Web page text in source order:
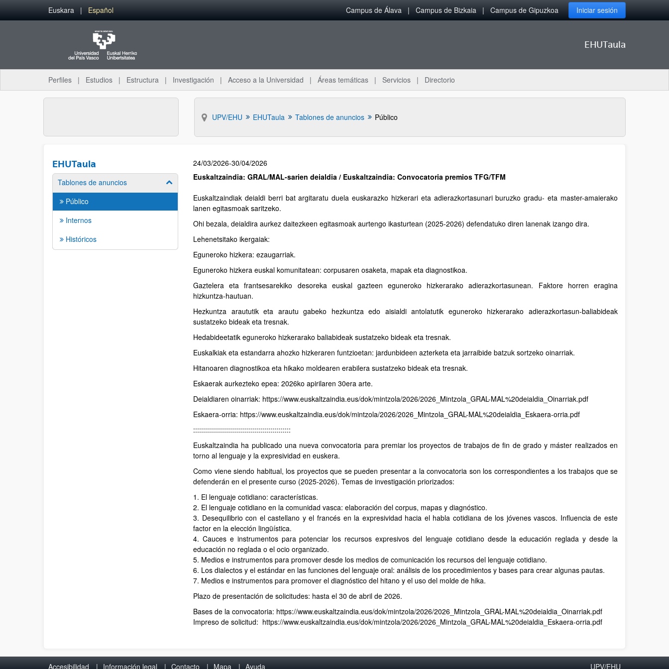
Euskara Español Campus de Álava Campus de Bizkaia Campus de Gipuzkoa Iniciar sesión
EHUTaula
Perfiles Estudios Estructura Investigación Acceso a la Universidad Áreas temáticas Servicios Directorio
UPV/EHU EHUTaula Tablones de anuncios Público
EHUTaula
Tablones de anuncios
Público
Internos
Históricos
24/03/2026-30/04/2026
Euskaltzaindia: GRAL/MAL-sarien deialdia / Euskaltzaindia: Convocatoria premios TFG/TFM
Euskaltzaindiak deialdi berri bat argitaratu duela euskarazko hizkerari eta adierazkortasunari buruzko gradu- eta master-amaierako
lanen egitasmoak saritzeko.
Ohi bezala, deialdira aurkez daitezkeen egitasmoak aurtengo ikasturtean (2025-2026) defendatuko diren lanenak izango dira.
Lehenetsitako ikergaiak:
Eguneroko hizkera: ezaugarriak.
Eguneroko hizkera euskal komunitatean: corpusaren osaketa, mapak eta diagnostikoa.
Gaztelera eta frantsesarekiko desoreka euskal gazteen eguneroko hizkerarako adierazkortasunean. Faktore horren eragina
hizkuntza-hautuan.
Hezkuntza araututik eta arautu gabeko hezkuntza edo aisialdi antolatutik eguneroko hizkerarako adierazkortasun-baliabideak
sustatzeko bideak eta tresnak.
Hedabideetatik eguneroko hizkerarako baliabideak sustatzeko bideak eta tresnak.
Euskalkiak eta estandarra ahozko hizkeraren funtzioetan: jardunbideen azterketa eta jarraibide batzuk sortzeko oinarriak.
Hitanoaren diagnostikoa eta hikako moldearen erabilera sustatzeko bideak eta tresnak.
Eskaerak aurkezteko epea: 2026ko apirilaren 30era arte.
Deialdiaren oinarriak: https://www.euskaltzaindia.eus/dok/mintzola/2026/2026_Mintzola_GRAL-MAL%20deialdia_Oinarriak.pdf
Eskaera-orria: https://www.euskaltzaindia.eus/dok/mintzola/2026/2026_Mintzola_GRAL-MAL%20deialdia_Eskaera-orria.pdf
:::::::::::::::::::::::::::::::::::::::::::::::::
Euskaltzaindia ha publicado una nueva convocatoria para premiar los proyectos de trabajos de fin de grado y máster realizados en
torno al lenguaje y la expresividad en euskera.
Como viene siendo habitual, los proyectos que se pueden presentar a la convocatoria son los correspondientes a los trabajos que se
defenderán en el presente curso (2025-2026). Temas de investigación priorizados:
1. El lenguaje cotidiano: características.
2. El lenguaje cotidiano en la comunidad vasca: elaboración del corpus, mapas y diagnóstico.
3. Desequilibrio con el castellano y el francés en la expresividad hacia el habla cotidiana de los jóvenes vascos. Influencia de este
factor en la elección lingüística.
4. Cauces e instrumentos para potenciar los recursos expresivos del lenguaje cotidiano desde la educación reglada y desde la
educación no reglada o el ocio organizado.
5. Medios e instrumentos para promover desde los medios de comunicación los recursos del lenguaje cotidiano.
6. Los dialectos y el estándar en las funciones del lenguaje oral: análisis de los procedimientos y bases para crear algunas pautas.
7. Medios e instrumentos para promover el diagnóstico del hitano y el uso del molde de hika.
Plazo de presentación de solicitudes: hasta el 30 de abril de 2026.
Bases de la convocatoria: https://www.euskaltzaindia.eus/dok/mintzola/2026/2026_Mintzola_GRAL-MAL%20deialdia_Oinarriak.pdf
Impreso de solicitud: https://www.euskaltzaindia.eus/dok/mintzola/2026/2026_Mintzola_GRAL-MAL%20deialdia_Eskaera-orria.pdf
Accesibilidad Información legal Contacto Mapa Ayuda UPV/EHU